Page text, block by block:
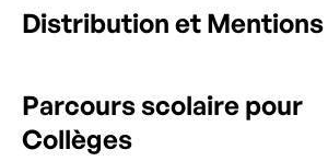
Distribution et Mentions
Parcours scolaire pour
Collèges